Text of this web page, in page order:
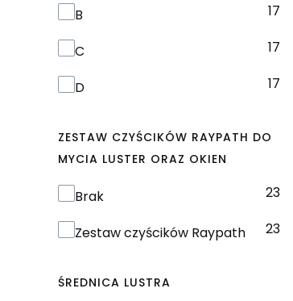
B 17
C 17
D 17
ZESTAW CZYŚCIKÓW RAYPATH DO
MYCIA LUSTER ORAZ OKIEN
Zestaw czyścików RAYPATH do
Brak 23
Zestaw czyścików Raypath 23
ŚREDNICA LUSTRA